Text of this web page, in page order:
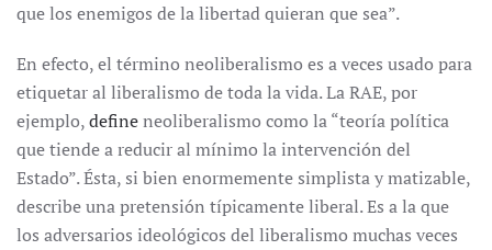
que los enemigos de la libertad quieran que sea”.
En efecto, el término neoliberalismo es a veces usado para
etiquetar al liberalismo de toda la vida. La RAE, por
ejemplo,defineneoliberalismo como la “teoría política
que tiende a reducir al mínimo la intervención del
Estado”. Ésta, si bien enormemente simplista y matizable,
describe una pretensión típicamente liberal. Es a la que
los adversarios ideológicos del liberalismo muchas veces